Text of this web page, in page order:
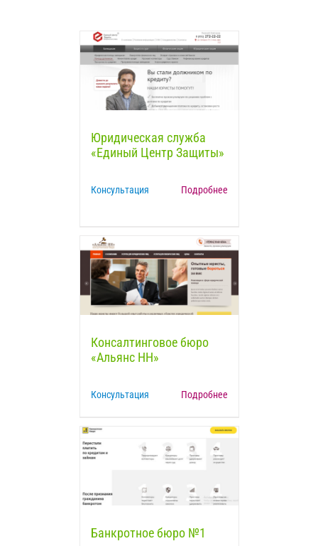
Юридическая служба
«Единый Центр Защиты»
Консультация Подробнее
Консалтинговое бюро
«Альянс НН»
Консультация Подробнее
Банкротное бюро №1